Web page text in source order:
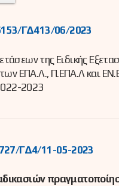
ΓΔ413/06/2023
της Ειδικής
ΕΠΑ.Λ., Π.ΕΠΑ.Λ και
2023
ΓΔ4/11-05-2023